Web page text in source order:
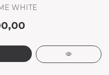
WHITE